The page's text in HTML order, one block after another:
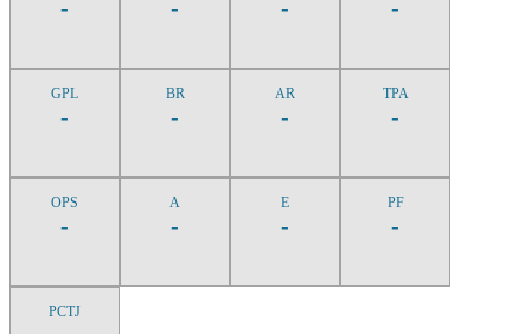
- - - -
GPL
-
BR
-
AR
-
TPA
-
OPS
-
A
-
E
-
PF
-
PCTJ